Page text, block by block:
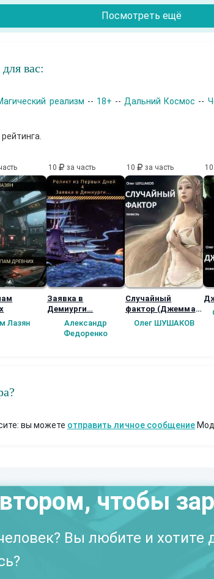
Посмотреть ещё
вас:
реализм -- 18+ --Дальний Космос --
Лазян
10 за часть
Заявка в
Демиурги…
Александр
Федоренко
10 за часть
Случайный
фактор (Джемма -
Олег ШУШАКОВ
10
вы можете отправить личное сообщение
чтобы
Вы любите и хотите